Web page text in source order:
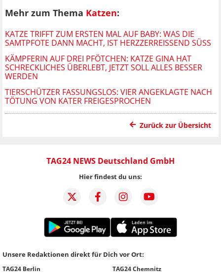
Mehr zum Thema Katzen:
KATZE TRIFFT ZUM ERSTEN MAL AUF BABY: WAS DIE
SAMTPFOTE DANN MACHT, IST HERZZERREISSEND SÜSS
KÄMPFERIN AUF DREI PFÖTCHEN: KATZE GINA HAT
SCHRECKLICHES ÜBERLEBT, JETZT SOLL ALLES BESSER
WERDEN
TIERSCHÜTZER FASSUNGSLOS: VIER ANGEKLAGTE NACH
TÖTUNG VON KATER FREIGESPROCHEN
Zurück zur Übersicht
TAG24 NEWS Deutschland GmbH
Hier findest du uns:
Unsere Redaktionen direkt für Dich vor Ort:
TAG24 Berlin
TAG24 Chemnitz